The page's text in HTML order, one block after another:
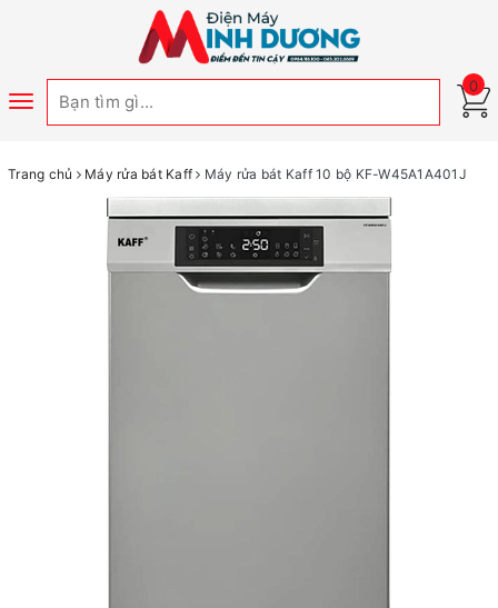
Toggle
0
Trang chủ Máy rửa bát Kaff Máy rửa bát Kaff 10 bộ KF-W45A1A401J